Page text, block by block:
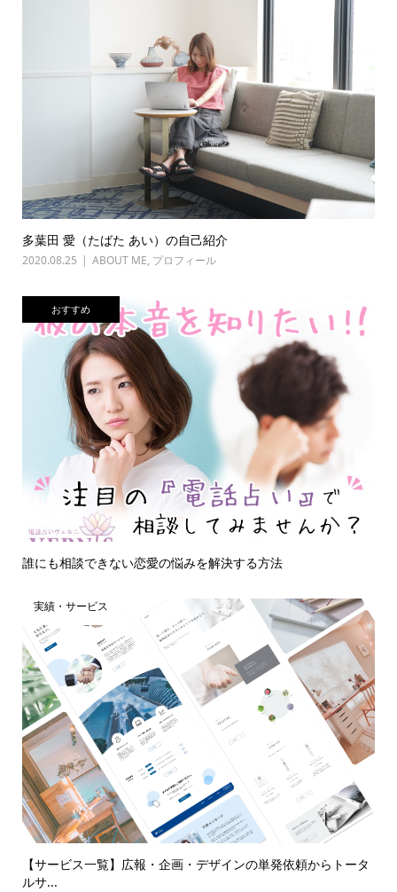
多葉田 愛（たばた あい）の自己紹介
2020.08.25 ABOUT ME, プロフィール
おすすめ
誰にも相談できない恋愛の悩みを解決する方法
実績・サービス
【サービス一覧】広報・企画・デザインの単発依頼からトータ
ルサ...